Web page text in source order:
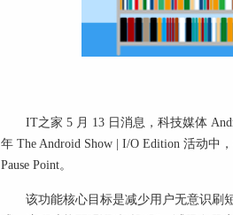
IT之家 5 月 13 日消息，科技媒体
年 The Android Show | I/O Edition 活动中
Pause Point。
该功能核心目标是减少用户无意识刷